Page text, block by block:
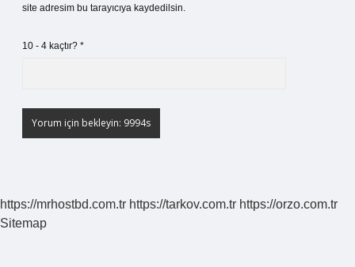
site adresim bu tarayıcıya kaydedilsin.
10 - 4 kaçtır? *
https://mrhostbd.com.tr https://tarkov.com.tr https://orzo.com.tr
Sitemap